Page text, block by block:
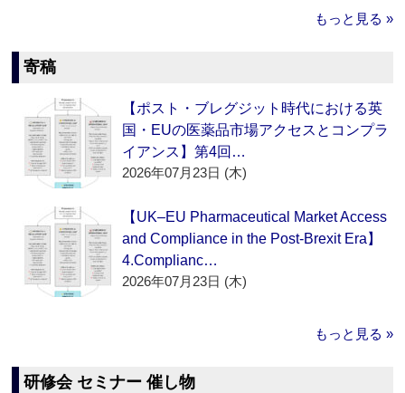
もっと見る »
寄稿
【ポスト・ブレグジット時代における英
国・EUの医薬品市場アクセスとコンプラ
イアンス】第4回…
2026年07月23日 (木)
【UK–EU Pharmaceutical Market Access
and Compliance in the Post-Brexit Era】
4.Complianc…
2026年07月23日 (木)
もっと見る »
研修会 セミナー 催し物